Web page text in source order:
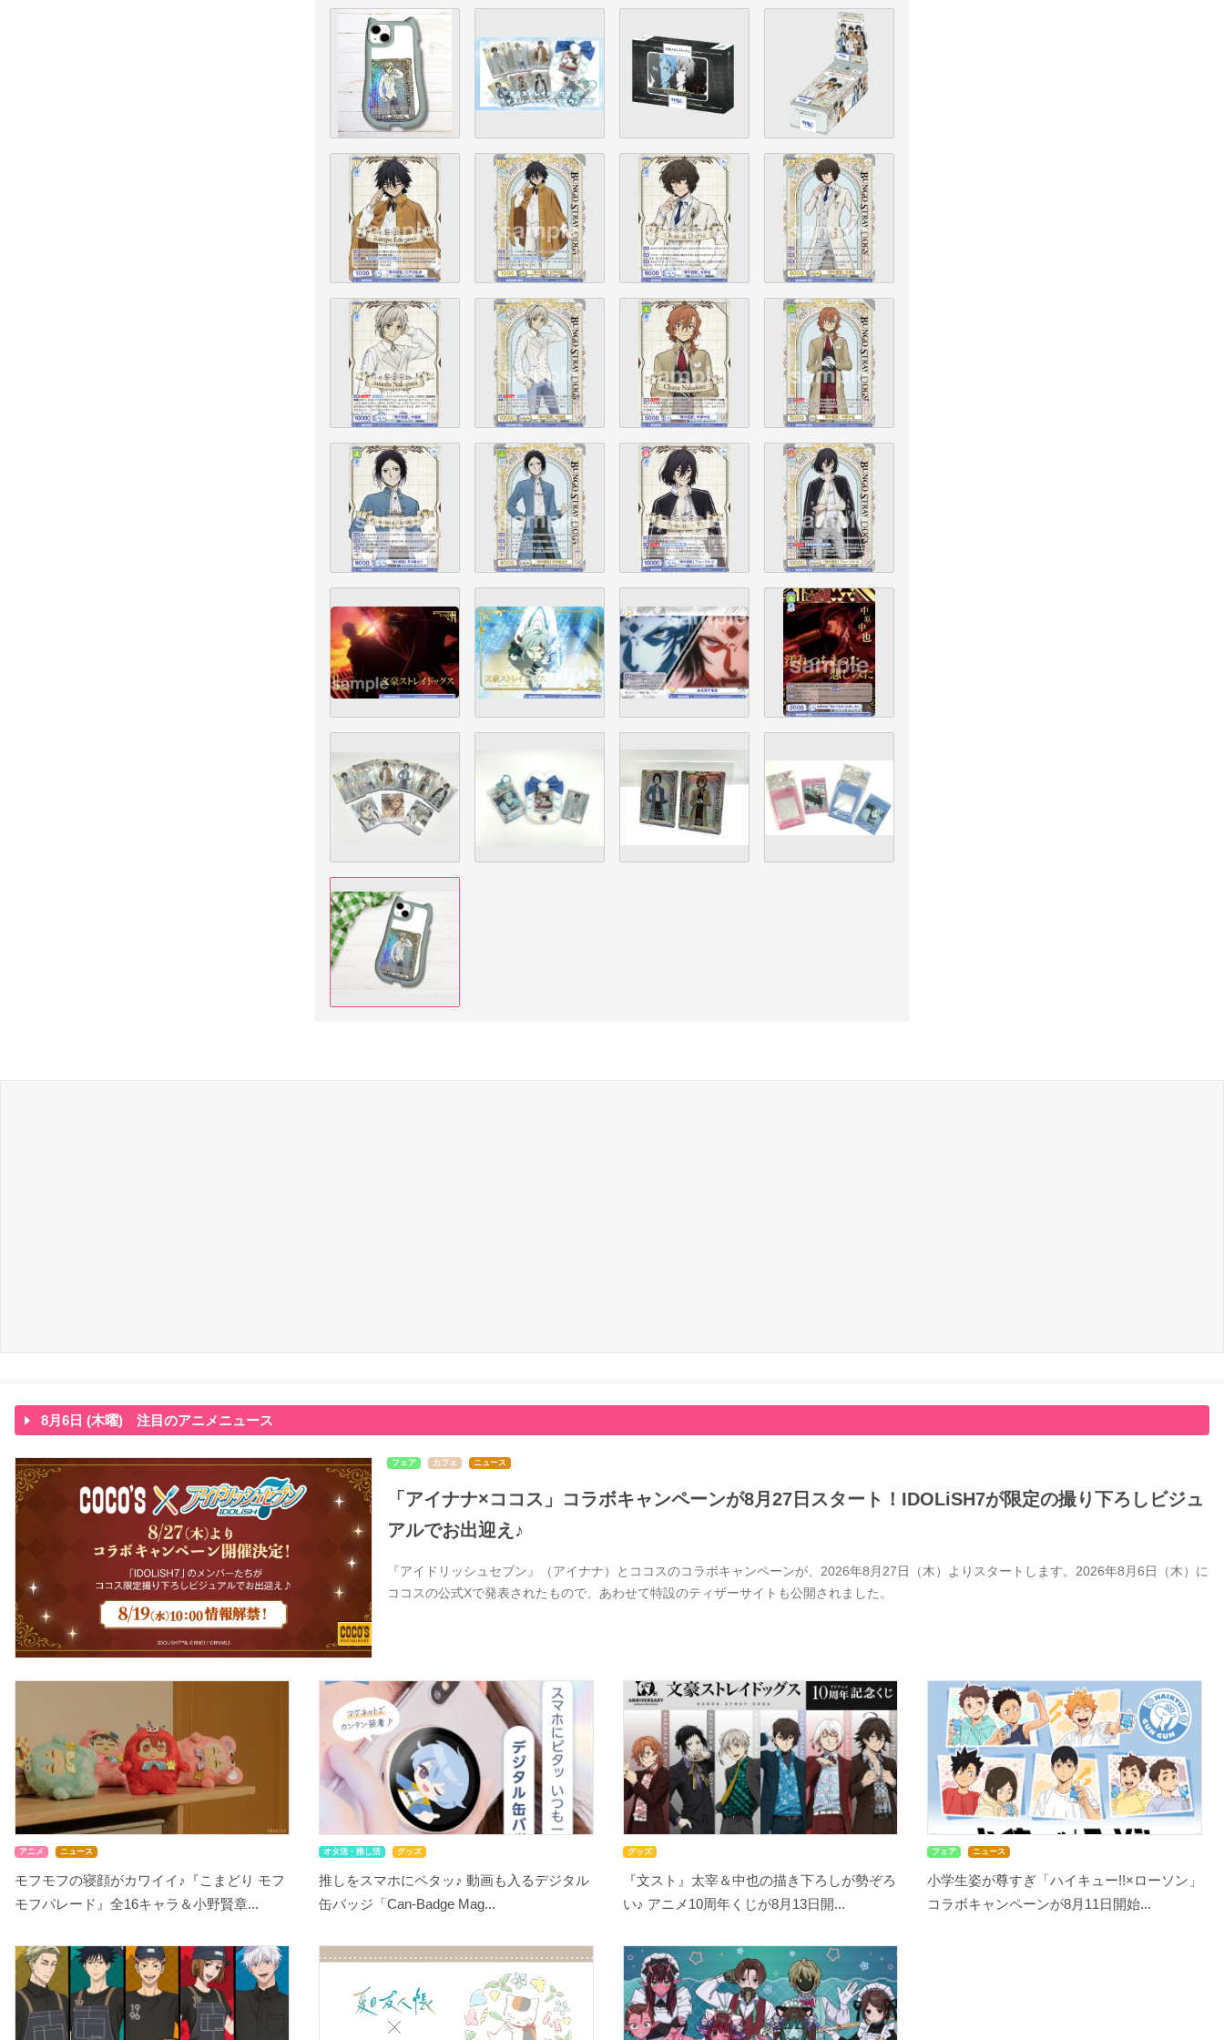
8月6日 (木曜) 注目のアニメニュース
フェア カフェ ニュース
「アイナナ×ココス」コラボキャンペーンが8月27日スタート！IDOLiSH7が限定の撮り下ろしビジュ
アルでお出迎え♪
『アイドリッシュセブン』（アイナナ）とココスのコラボキャンペーンが、2026年8月27日（木）よりスタートします。2026年8月6日（木）に
ココスの公式Xで発表されたもので、あわせて特設のティザーサイトも公開されました。
アニメ ニュース
モフモフの寝顔がカワイイ♪『こまどり モフ
モフパレード』全16キャラ＆小野賢章...
オタ活・推し活 グッズ
推しをスマホにペタッ♪ 動画も入るデジタル
缶バッジ「Can-Badge Mag...
グッズ
『文スト』太宰＆中也の描き下ろしが勢ぞろ
い♪ アニメ10周年くじが8月13日開...
フェア ニュース
小学生姿が尊すぎ「ハイキュー!!×ローソン」
コラボキャンペーンが8月11日開始...